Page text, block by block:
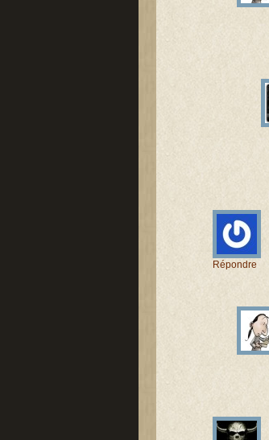
Répondre